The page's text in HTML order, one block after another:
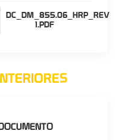
DC_DM_855.06_HRP_REV
1.PDF